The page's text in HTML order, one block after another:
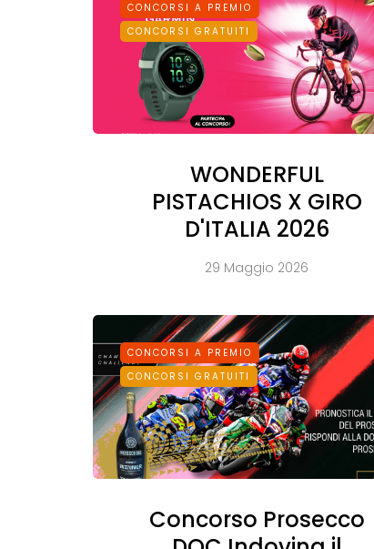
CONCORSI A PREMIO
CONCORSI GRATUITI
WONDERFUL
PISTACHIOS X GIRO
D'ITALIA 2026
29 Maggio 2026
CONCORSI A PREMIO
CONCORSI GRATUITI
Concorso Prosecco